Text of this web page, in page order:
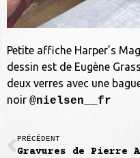
Petite affiche Harper’s
dessin est de Eugène
deux verres avec une
noir @nielsen__fr
PRÉCÉDENT